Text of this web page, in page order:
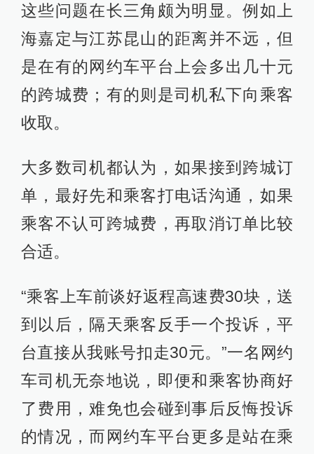
这些问题在长三角颇为明显。例如上
海嘉定与江苏昆山的距离并不远，但
是在有的网约车平台上会多出几十元
的跨城费；有的则是司机私下向乘客
收取。
大多数司机都认为，如果接到跨城订
单，最好先和乘客打电话沟通，如果
乘客不认可跨城费，再取消订单比较
合适。
“乘客上车前谈好返程高速费30块，送
到以后，隔天乘客反手一个投诉，平
台直接从我账号扣走30元。”一名网约
车司机无奈地说，即便和乘客协商好
了费用，难免也会碰到事后反悔投诉
的情况，而网约车平台更多是站在乘